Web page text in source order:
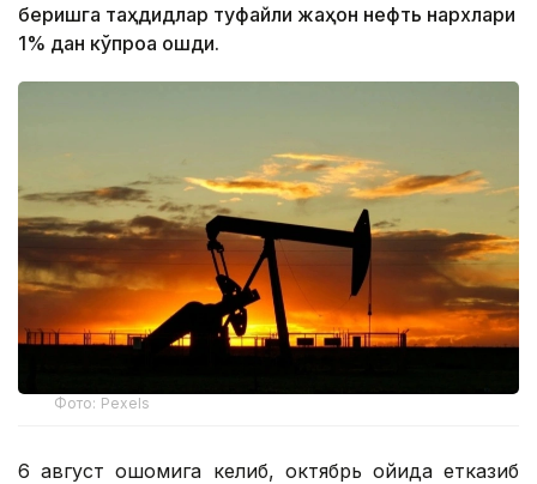
беришга таҳдидлар туфайли жаҳон нефть нархлари
1% дан кўпроққа ошди.
Фото: Pexels
6 август оқшомига келиб, октябрь ойида етказиб